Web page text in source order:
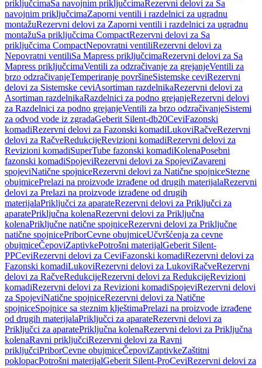
priključcimaSa navojnim priključcimaRezervni delovi za Sa
navojnim priključcimaZaporni ventili i razdelnici za ugradnu
montažuRezervni delovi za Zaporni ventili i razdelnici za ugradnu
montažuSa priključcima CompactRezervni delovi za Sa
priključcima CompactNepovratni ventiliRezervni delovi za
Nepovratni ventiliSa Mapress priključcimaRezervni delovi za Sa
Mapress priključcimaVentili za odzračivanje za grejanjeVentili za
brzo odzračivanjeTemperiranje površineSistemske ceviRezervni
delovi za Sistemske ceviAsortiman razdelnikaRezervni delovi za
Asortiman razdelnikaRazdelnici za podno grejanjeRezervni delovi
za Razdelnici za podno grejanjeVentili za brzo odzračivanjeSistemi
za odvod vode iz zgradaGeberit Silent-db20CeviFazonski
komadiRezervni delovi za Fazonski komadiLukoviRačveRezervni
delovi za RačveRedukcijeRevizioni komadiRezervni delovi za
Revizioni komadiSuperTube fazonski komadiKolenaPosebni
fazonski komadiSpojeviRezervni delovi za SpojeviZavareni
spojeviNatične spojniceRezervni delovi za Natične spojniceStezne
obujmicePrelazi na proizvode izrađene od drugih materijalaRezervni
delovi za Prelazi na proizvode izrađene od drugih
materijalaPriključci za aparateRezervni delovi za Priključci za
aparatePriključna kolenaRezervni delovi za Priključna
kolenaPriključne natične spojniceRezervni delovi za Priključne
natične spojnicePriborCevne obujmiceUčvršćenja za cevne
obujmiceČepoviZaptivkePotrošni materijalGeberit Silent-
PPCeviRezervni delovi za CeviFazonski komadiRezervni delovi za
Fazonski komadiLukoviRezervni delovi za LukoviRačveRezervni
delovi za RačveRedukcijeRezervni delovi za RedukcijeRevizioni
komadiRezervni delovi za Revizioni komadiSpojeviRezervni delovi
za SpojeviNatične spojniceRezervni delovi za Natične
spojniceSpojnice sa steznim klještimaPrelazi na proizvode izrađene
od drugih materijalaPriključci za aparateRezervni delovi za
Priključci za aparatePriključna kolenaRezervni delovi za Priključna
kolenaRavni priključciRezervni delovi za Ravni
priključciPriborCevne obujmiceČepoviZaptivkeZaštitni
poklopacPotrošni materijalGeberit Silent-ProCeviRezervni delovi za